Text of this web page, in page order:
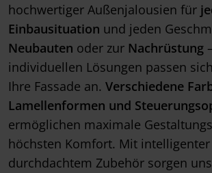
hochwertiger Außenjalousien für
Einbausituation und jeden
Neubauten oder zur Nachrüstung
individuellen Lösungen passen
Ihre Fassade an. Verschiedene
Lamellenformen und
ermöglichen maximale
höchsten Komfort. Mit
durchdachtem Zubehör sorgen